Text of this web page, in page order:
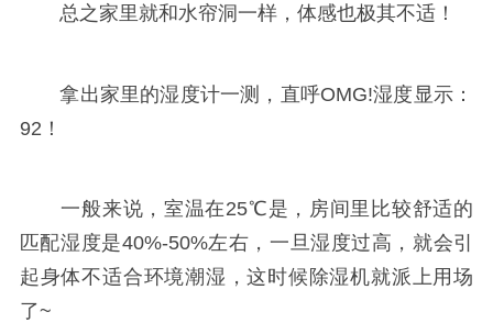
总之家里就和水帘洞一样，体感也极其不适！
拿出家里的湿度计一测，直呼OMG!湿度显示：
92！
一般来说，室温在25℃是，房间里比较舒适的
匹配湿度是40%-50%左右，一旦湿度过高，就会引
起身体不适合环境潮湿，这时候除湿机就派上用场
了~